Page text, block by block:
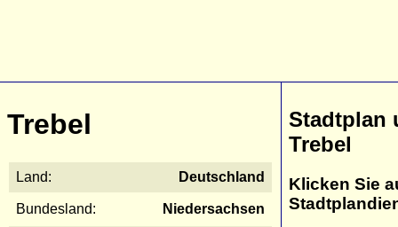
Trebel
Land: Deutschland
Bundesland: Niedersachsen
Stadtplan
Trebel
Klicken Sie